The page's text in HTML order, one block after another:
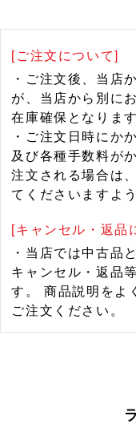
[ご注文について]
・ご注文後、当店
が、当店から別に
在庫確保となります
・ご注文日時にか
及び各種手数料が
注文される場合は
てくださいますよ
[キャンセル・返品
・当店では中古品
キャンセル・返品
す。 商品説明をよ
ご注文ください。